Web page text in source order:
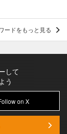
ードをもっと見る
して
う
on X